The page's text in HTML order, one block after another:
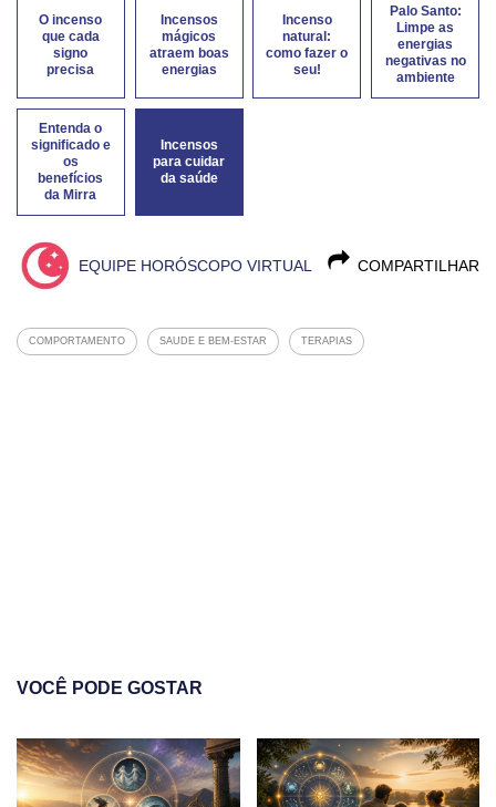
O incenso
que cada
signo
precisa
Incensos
mágicos
atraem boas
energias
Incenso
natural:
como fazer o
seu!
Palo Santo:
Limpe as
energias
negativas no
ambiente
Entenda o
significado e
os
benefícios
da Mirra
Incensos
para cuidar
da saúde
COMPARTILHAR
EQUIPE HORÓSCOPO VIRTUAL
COMPORTAMENTO SAUDE E BEM-ESTAR TERAPIAS
VOCÊ PODE GOSTAR